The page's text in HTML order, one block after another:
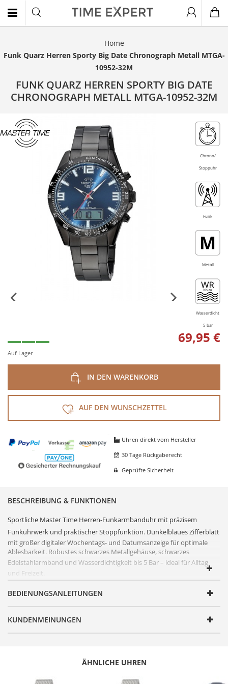
Home
Funk Quarz Herren Sporty Big Date Chronograph Metall MTGA-
10952-32M
FUNK QUARZ HERREN SPORTY BIG DATE
CHRONOGRAPH METALL MTGA-10952-32M
Chrono/
Stoppuhr
Funk
Metall
Wasserdicht
5 bar
69,95 €
Auf Lager
IN DEN WARENKORB
AUF DEN WUNSCHZETTEL
Uhren direkt vom Hersteller
30 Tage Rückgaberecht
Geprüfte Sicherheit
BESCHREIBUNG & FUNKTIONEN
Sportliche Master Time Herren-Funkarmbanduhr mit präzisem
Funkuhrwerk und praktischer Stoppfunktion. DunkelblauesZifferblatt
mit großer digitaler Wochentags- und Datumsanzeige für optimale
Ablesbarkeit. Robustes schwarzes Metallgehäuse, schwarzes
Edelstahlarmband und Wasserdichtigkeit bis 5 Bar – ideal für Alltag
und Freizeit.
Artikelnummer
MTGA-10952-32M
Geschlecht
BEDIENUNGSANLEITUNGEN
KUNDENMEINUNGEN
ÄHNLICHE UHREN